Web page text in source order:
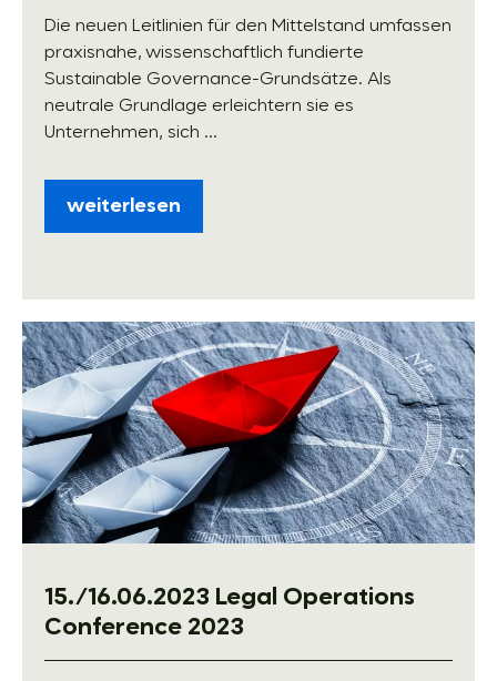
Die neuen Leitlinien für den Mittelstand umfassen
praxisnahe, wissenschaftlich fundierte
Sustainable Governance-Grundsätze. Als
neutrale Grundlage erleichtern sie es
Unternehmen, sich ...
weiterlesen
15./16.06.2023 Legal Operations
Conference 2023